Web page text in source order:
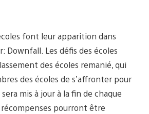
font leur apparition dans
Downfall. Les défis des écoles
des écoles remanié, qui
des écoles de s’affronter pour
mis à jour à la fin de chaque
récompenses pourront être